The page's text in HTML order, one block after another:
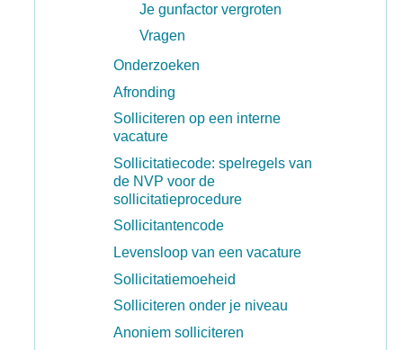
Je gunfactor vergroten
Vragen
Onderzoeken
Afronding
Solliciteren op een interne
vacature
Sollicitatiecode: spelregels van
de NVP voor de
sollicitatieprocedure
Sollicitantencode
Levensloop van een vacature
Sollicitatiemoeheid
Solliciteren onder je niveau
Anoniem solliciteren